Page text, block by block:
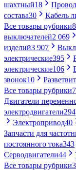
шахтный18
состава30 Кабель
Все товары рубрики
выключателей2 069
изделий3 907
электрические395
электрические106
звонок10
Все товары рубрики
Двигатели
электродвигатели294
Электропривод40
Запчасти для
постоянного тока343
Серводвигатели44
Все товары рубрики